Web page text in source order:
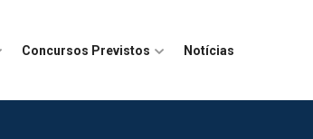
Concursos Previstos Notícias